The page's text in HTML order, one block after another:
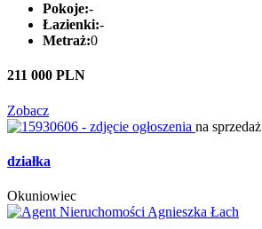
Pokoje:-
Łazienki:-
Metraż:0
211 000 PLN
Zobacz
na sprzedaż
działka
Okuniowiec